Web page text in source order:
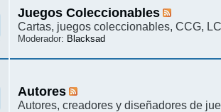
Juegos Coleccionables
Cartas, juegos coleccionables, CCG,
Moderador: Blacksad
Autores
Autores, creadores y diseñadores de